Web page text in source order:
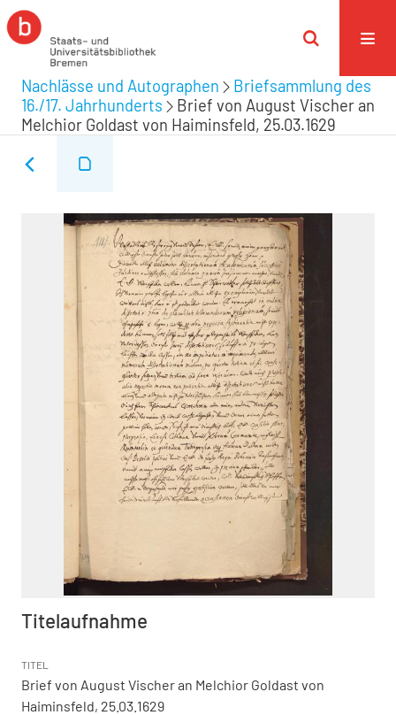
Nachlässe und Autographen
Briefsammlung des
16./17. Jahrhunderts
Brief von August Vischer an
Melchior Goldast von Haiminsfeld, 25.03.1629
Titelaufnahme
TITEL
Brief von August Vischer an Melchior Goldast von
Haiminsfeld, 25.03.1629